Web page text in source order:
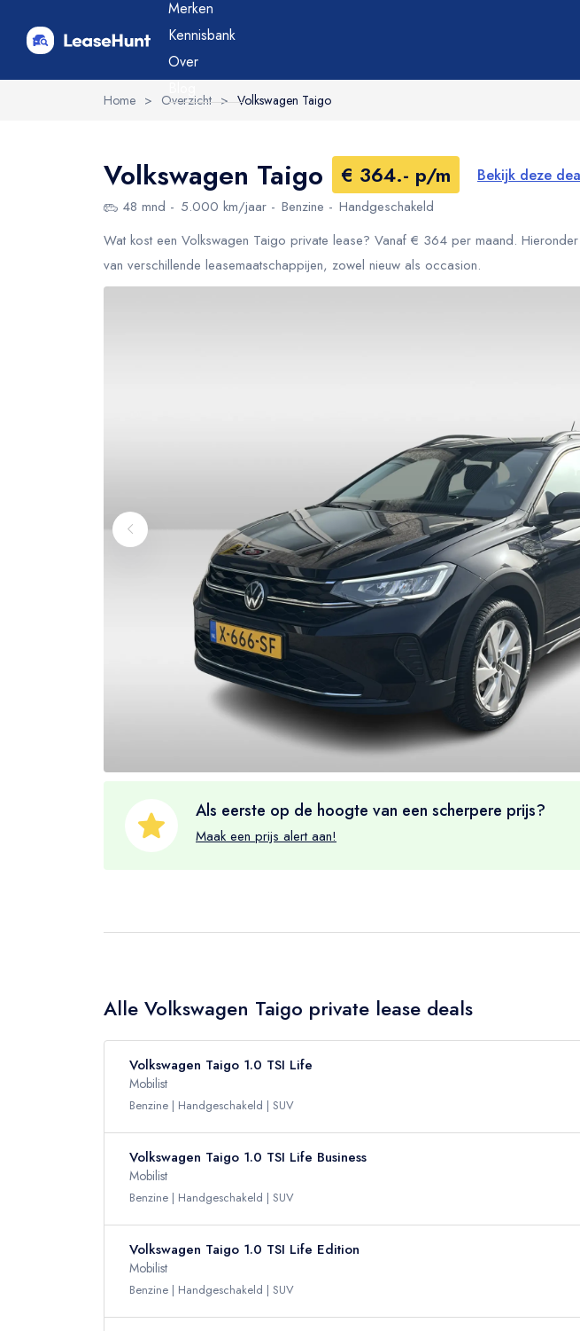
Merken
Kennisbank
Over
Home > Overzicht > Volkswagen Taigo
Volkswagen Taigo € 364.- p/m Bekijk deze
48 mnd 5.000 km/jaar Benzine
Handgeschakeld
Wat kost een Volkswagen Taigo private lease? Vanaf € 364 per maand.
van verschillende leasemaatschappijen, zowel nieuw als occasion.
Als eerste op de hoogte van een scherpere prijs?
Maak een prijs alert aan!
Alle Volkswagen Taigo private lease deals
Volkswagen Taigo 1.0 TSI Life
Mobilist
Benzine Handgeschakeld SUV
Volkswagen Taigo 1.0 TSI Life Business
Mobilist
Benzine Handgeschakeld SUV
Volkswagen Taigo 1.0 TSI Life Edition
Mobilist
Benzine Handgeschakeld SUV